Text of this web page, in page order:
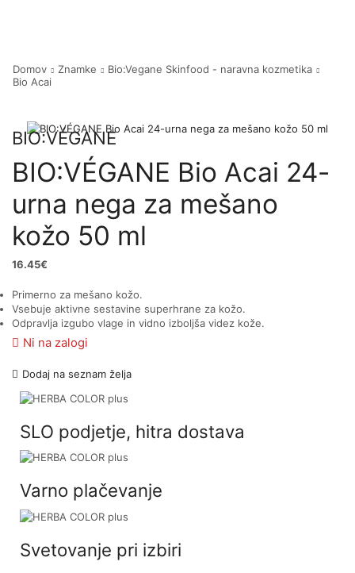
Domov Znamke
Bio:Vegane Skinfood - naravna kozmetika
Bio Acai
BIO:VÉGANE
BIO:VÉGANE Bio Acai 24-
urna nega za mešano
kožo 50 ml
16.45€
Primerno za mešano kožo.
Vsebuje aktivne sestavine superhrane za kožo.
Odpravlja izgubo vlage in vidno izboljša videz kože.
Ni na zalogi
Dodaj na seznam želja
SLO podjetje, hitra dostava
Varno plačevanje
Svetovanje pri izbiri